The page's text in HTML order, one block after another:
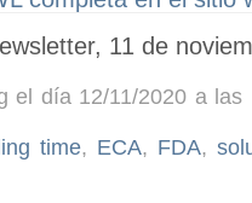
11 de
el día 12/11/2020 a
time, ECA, FDA,